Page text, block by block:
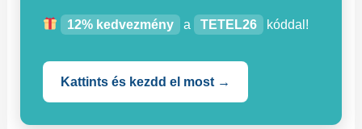
12% kedvezmény a TETEL26 kóddal!
Kattints és kezdd el most →